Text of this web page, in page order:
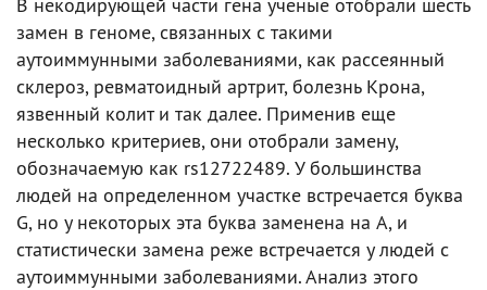
замен в геноме, связанных с такими
аутоиммунными заболеваниями, как рассеянный
склероз, ревматоидный артрит, болезнь Крона,
язвенный колит и так далее. Применив еще
несколько критериев, они отобрали замену,
обозначаемую как rs12722489. У большинства
людей на определенном участке встречается буква
G, но у некоторых эта буква заменена на A, и
статистически замена реже встречается у людей с
аутоиммунными заболеваниями. Анализ этого